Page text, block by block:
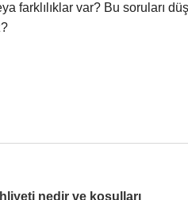
farklılıklar var? Bu soruları
nedir ve koşulları